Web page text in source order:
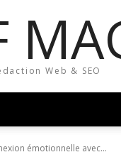
Web & SEO
émotionnelle avec...